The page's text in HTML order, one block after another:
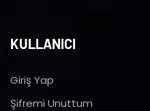
KULLANICI
Giriş Yap
Şifremi Unuttum